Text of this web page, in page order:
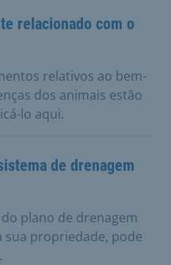
relacionado com o
relativos ao bem-
dos animais estão
lo aqui.
de drenagem
plano de drenagem
sua propriedade, pode